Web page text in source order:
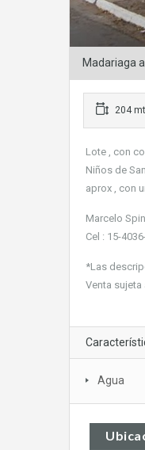
Madariaga
204
Lote , con
Niños de
aprox , con
Marcelo
Cel : 15-
*Las
Venta sujeta
Agua